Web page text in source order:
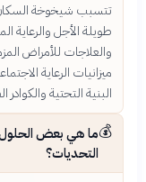
تتسبب شيخوخة السكان
طويلة الأجل والرعاية
والعلاجات للأمراض
ميزانيات الرعاية
البنية التحتية والكوادر
💰ما هي بعض الحلول
التحديات؟